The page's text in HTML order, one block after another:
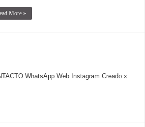
More »
WhatsApp Web Instagram Creado x